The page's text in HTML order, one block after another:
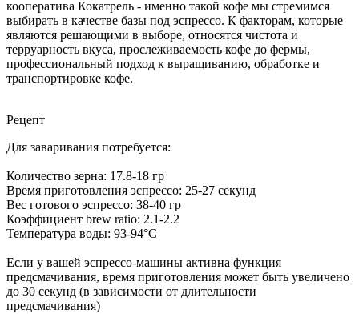
кооператива Кокатрель - именно такой кофе мы стремимся
выбирать в качестве базы под эспрессо. К факторам, которые
являются решающими в выборе, относятся чистота и
терруарность вкуса, прослеживаемость кофе до фермы,
профессиональный подход к выращиванию, обработке и
транспортировке кофе.
Рецепт
Для заваривания потребуется:
Количество зерна: 17.8-18 гр
Время приготовления эспрессо: 25-27 секунд
Вес готового эспрессо: 38-40 гр
Коэффициент brew ratio: 2.1-2.2
Температура воды: 93-94°C
Если у вашей эспрессо-машины активна функция
предсмачивания, время приготовления может быть увеличено
до 30 секунд (в зависимости от длительности
предсмачивания)